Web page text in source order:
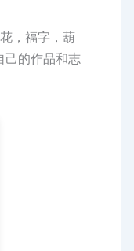
，福字，葫
己的作品和志